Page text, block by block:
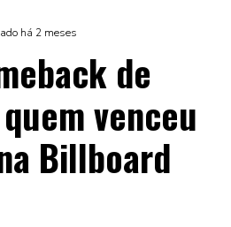
há 2 meses
de
venceu
Billboard